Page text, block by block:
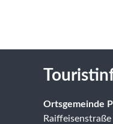
Ortsgemeinde
Raiffeisenstraße